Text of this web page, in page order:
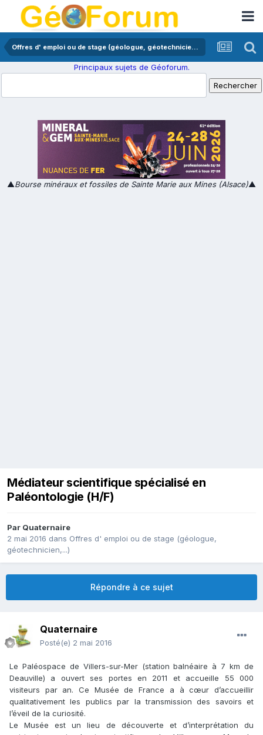
Offres d' emploi ou de stage (géologue, géotechnicien,...)
Principaux sujets de Géoforum.
▲Bourse minéraux et fossiles de Sainte Marie aux Mines (Alsace)▲
Médiateur scientifique spécialisé en
Paléontologie (H/F)
Par Quaternaire
2 mai 2016 dans Offres d' emploi ou de stage (géologue,
géotechnicien,...)
Répondre à ce sujet
Quaternaire
Posté(e) 2 mai 2016
Le Paléospace de Villers-sur-Mer (station balnéaire à 7 km de
Deauville) a ouvert ses portes en 2011 et accueille 55 000
visiteurs par an. Ce Musée de France a à cœur d’accueillir
qualitativement les publics par la transmission des savoirs et
l’éveil de la curiosité.
Le Musée est un lieu de découverte et d’interprétation du